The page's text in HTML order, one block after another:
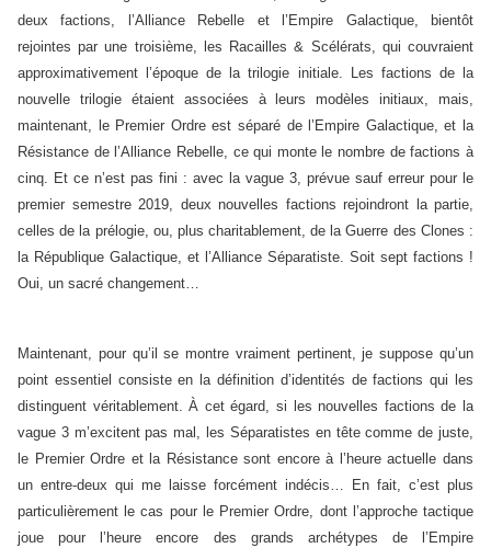
deux factions, l’Alliance Rebelle et l’Empire Galactique, bientôt
rejointes par une troisième, les Racailles & Scélérats, qui couvraient
approximativement l’époque de la trilogie initiale. Les factions de la
nouvelle trilogie étaient associées à leurs modèles initiaux, mais,
maintenant, le Premier Ordre est séparé de l’Empire Galactique, et la
Résistance de l’Alliance Rebelle, ce qui monte le nombre de factions à
cinq. Et ce n’est pas fini : avec la vague 3, prévue sauf erreur pour le
premier semestre 2019, deux nouvelles factions rejoindront la partie,
celles de la prélogie, ou, plus charitablement, de la Guerre des Clones :
la République Galactique, et l’Alliance Séparatiste. Soit sept factions !
Oui, un sacré changement…
Maintenant, pour qu’il se montre vraiment pertinent, je suppose qu’un
point essentiel consiste en la définition d’identités de factions qui les
distinguent véritablement. À cet égard, si les nouvelles factions de la
vague 3 m’excitent pas mal, les Séparatistes en tête comme de juste,
le Premier Ordre et la Résistance sont encore à l’heure actuelle dans
un entre-deux qui me laisse forcément indécis… En fait, c’est plus
particulièrement le cas pour le Premier Ordre, dont l’approche tactique
joue pour l’heure encore des grands archétypes de l’Empire